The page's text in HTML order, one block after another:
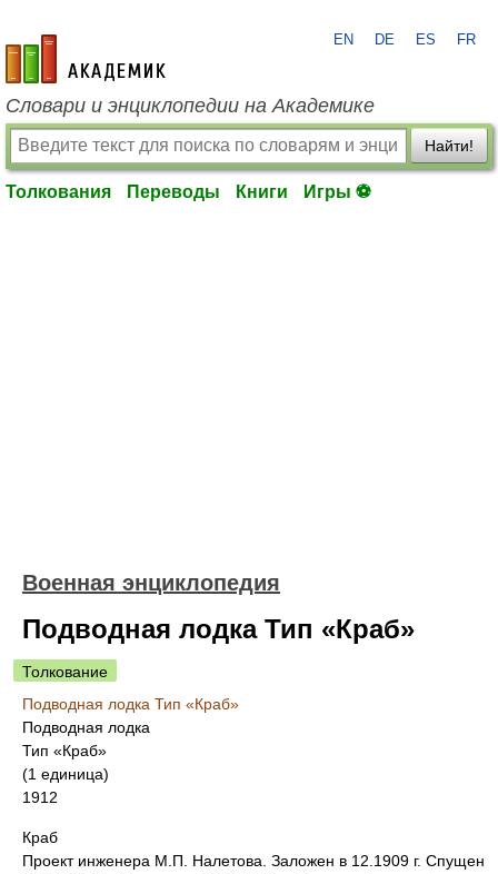
academic.ru
EN DE ES FR
Словари и энциклопедии на Академике
Найти!
Толкования Переводы Книги Игры ⚽
Военная энциклопедия
Подводная лодка Тип «Краб»
Толкование
Подводная лодка Тип «Краб»
Подводная лодка
Тип «Краб»
(1 единица)
1912
Краб
Проект инженера М.П. Налетова. Заложен в 12.1909 г. Спущен